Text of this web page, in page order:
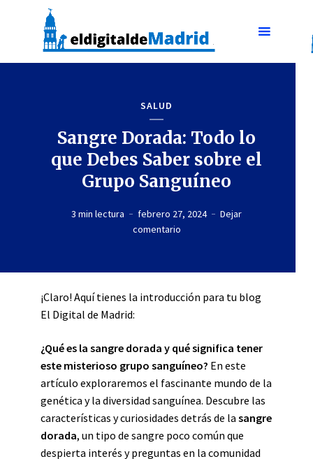
SALUD
Sangre Dorada: Todo lo
que Debes Saber sobre el
Grupo Sanguíneo
3 min lectura febrero 27, 2024
Dejar
comentario
¡Claro! Aquí tienes la introducción para tu blog
El Digital de Madrid:
¿Qué es la sangre dorada y qué significa tener
este misterioso grupo sanguíneo? En este
artículo exploraremos el fascinante mundo de la
genética y la diversidad sanguínea. Descubre las
características y curiosidades detrás de la sangre
dorada, un tipo de sangre poco común que
despierta interés y preguntas en la comunidad